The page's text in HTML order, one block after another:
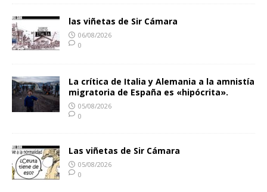
las viñetas de Sir Cámara
06/08/2026
0
La crítica de Italia y Alemania a la amnistía
migratoria de España es «hipócrita».
05/08/2026
0
Las viñetas de Sir Cámara
05/08/2026
0